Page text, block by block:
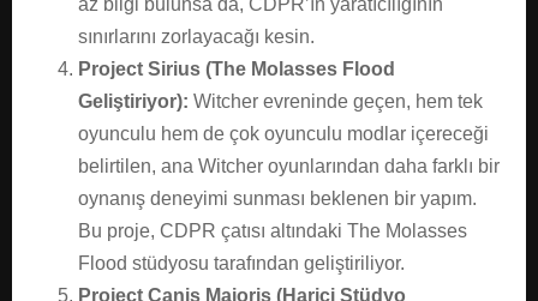
az bilgi bulunsa da, CDPR’ın yaratıcılığının
sınırlarını zorlayacağı kesin.
Project Sirius (The Molasses Flood
Geliştiriyor): Witcher evreninde geçen, hem tek
oyunculu hem de çok oyunculu modlar içereceği
belirtilen, ana Witcher oyunlarından daha farklı bir
oynanış deneyimi sunması beklenen bir yapım.
Bu proje, CDPR çatısı altındaki The Molasses
Flood stüdyosu tarafından geliştiriliyor.
Project Canis Majoris (Harici Stüdyo